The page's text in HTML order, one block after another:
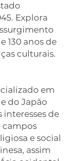
Explora
130 anos de
culturais.
em
do Japão
interesses de
campos
e social
assim